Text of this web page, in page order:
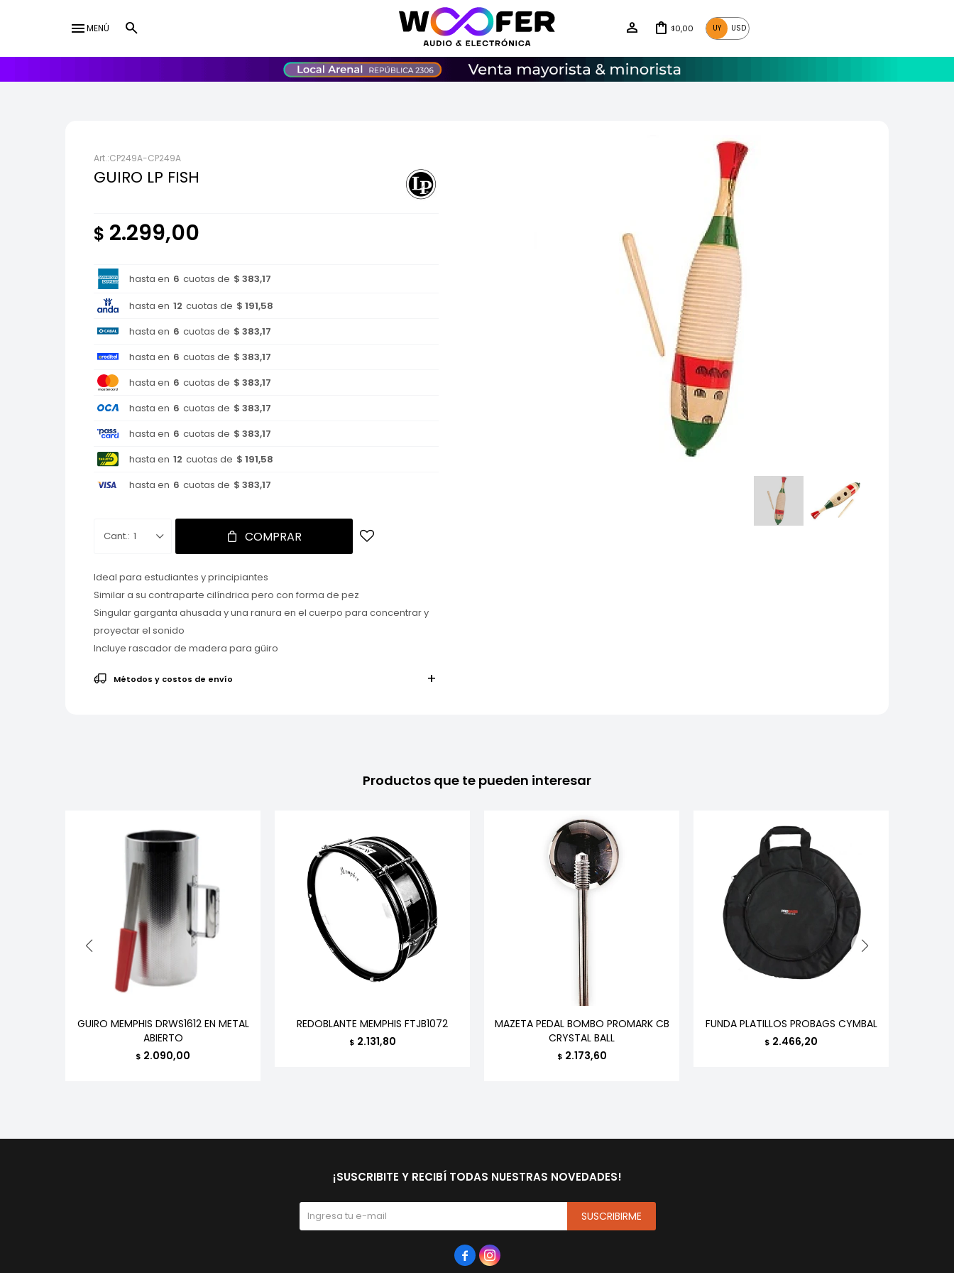
menuMENÚ $0,00 UY USD
CP249A-CP249A
GUIRO LP FISH
$ 2.299,00
hasta en 6 cuotas de $ 383,17
hasta en 12 cuotas de $ 191,58
hasta en 6 cuotas de $ 383,17
hasta en 6 cuotas de $ 383,17
hasta en 6 cuotas de $ 383,17
hasta en 6 cuotas de $ 383,17
hasta en 6 cuotas de $ 383,17
hasta en 12 cuotas de $ 191,58
hasta en 6 cuotas de $ 383,17
1 COMPRAR
Ideal para estudiantes y principiantes
Similar a su contraparte cilíndrica pero con forma de pez
Singular garganta ahusada y una ranura en el cuerpo para concentrar y
proyectar el sonido
Incluye rascador de madera para güiro
Métodos y costos de envío
Productos que te pueden interesar
GUIRO MEMPHIS DRWS1612 EN METAL
ABIERTO
$ 2.090,00
REDOBLANTE MEMPHIS FTJB1072
$ 2.131,80
MAZETA PEDAL BOMBO PROMARK CB
CRYSTAL BALL
$ 2.173,60
FUNDA PLATILLOS PROBAGS CYMBAL
$ 2.466,20
¡SUSCRIBITE Y RECIBÍ TODAS NUESTRAS NOVEDADES!
SUSCRIBIRME
 